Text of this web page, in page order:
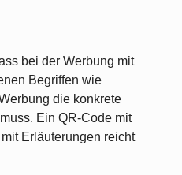
bei der Werbung mit
Begriffen wie
die konkrete
Ein QR-Code mit
Erläuterungen reicht